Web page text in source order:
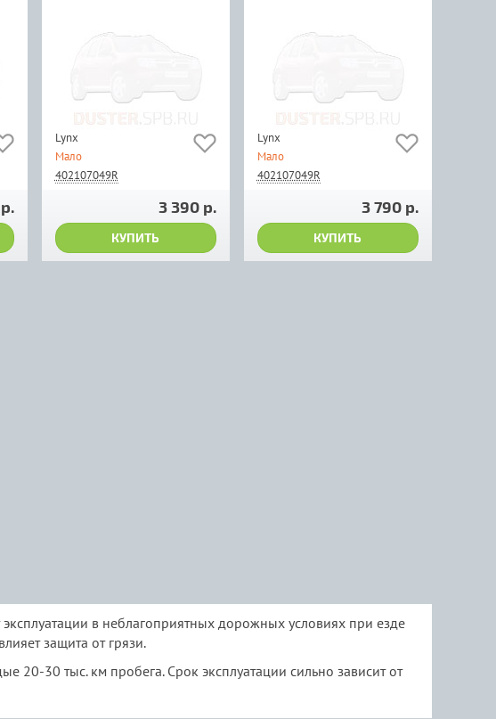
Lynx
Мало
402107049R
3 390 р.
КУПИТЬ
Lynx
Мало
402107049R
3 790 р.
КУПИТЬ
в неблагоприятных дорожных условиях при езде
защита от грязи.
20-30 тыс. км пробега. Срок эксплуатации сильно зависит от